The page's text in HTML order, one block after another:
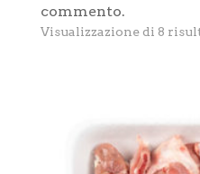
commento.
Visualizzazione di 8